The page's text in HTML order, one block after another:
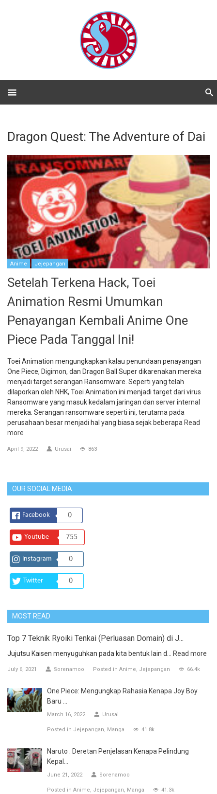
Dragon Quest: The Adventure of Dai
Anime Jejepangan
Setelah Terkena Hack, Toei
Animation Resmi Umumkan
Penayangan Kembali Anime One
Piece Pada Tanggal Ini!
Toei Animation mengungkapkan kalau penundaan penayangan
One Piece, Digimon, dan Dragon Ball Super dikarenakan mereka
menjadi target serangan Ransomware. Seperti yang telah
dilaporkan oleh NHK, Toei Animation ini menjadi target dari virus
Ransomware yang masuk kedalam jaringan dan server internal
mereka. Serangan ransomware seperti ini, terutama pada
perusahaan besar menjadi hal yang biasa sejak beberapa Read
more
April 9, 2022 Urusai 863
OUR SOCIAL MEDIA
Facebook 0
Youtube 755
Instagram 0
Twitter 0
MOST READ
Top 7 Teknik Ryoiki Tenkai (Perluasan Domain) di J...
Jujutsu Kaisen menyuguhkan pada kita bentuk lain d... Read more
July 6, 2021 Sorenamoo Posted in Anime Jejepangan 66.4k
One Piece: Mengungkap Rahasia Kenapa Joy Boy
Baru ...
March 16, 2022 Urusai
Posted in Jejepangan Manga 41.8k
Naruto : Deretan Penjelasan Kenapa Pelindung
Kepal...
June 21, 2022 Sorenamoo
Posted in Anime Jejepangan Manga 41.3k